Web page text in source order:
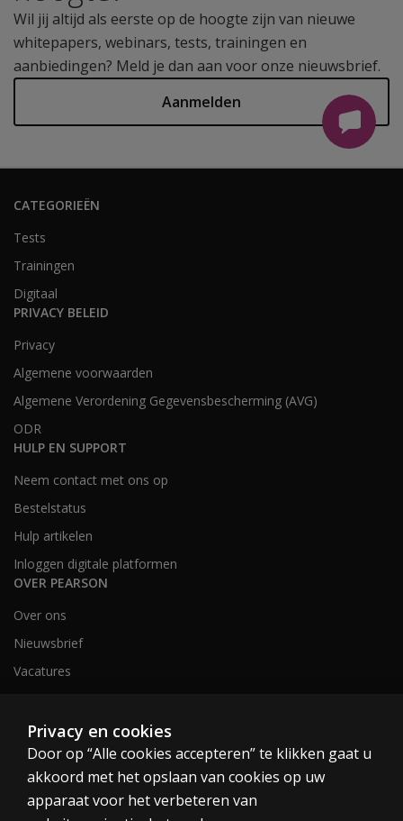
Wil jij altijd als eerste op de hoogte zijn van nieuwe
whitepapers, webinars, tests, trainingen en
aanbiedingen? Meld je dan aan voor onze nieuwsbrief.
Aanmelden
CATEGORIEËN
Tests
Trainingen
Digitaal
PRIVACY BELEID
Privacy
Algemene voorwaarden
Algemene Verordening Gegevensbescherming (AVG)
ODR
HULP EN SUPPORT
Neem contact met ons op
Bestelstatus
Hulp artikelen
Inloggen digitale platformen
OVER PEARSON
Over ons
Nieuwsbrief
Vacatures
Nederland en België
Privacy en cookies
Door op “Alle cookies accepteren” te klikken gaat u
akkoord met het opslaan van cookies op uw
apparaat voor het verbeteren van